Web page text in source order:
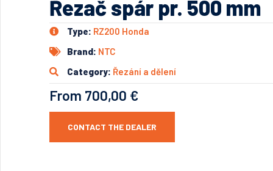
Řezač spár pr. 500 mm
Type: RZ200 Honda
Brand: NTC
Category: Řezání a dělení
From 700,00 €
CONTACT THE DEALER